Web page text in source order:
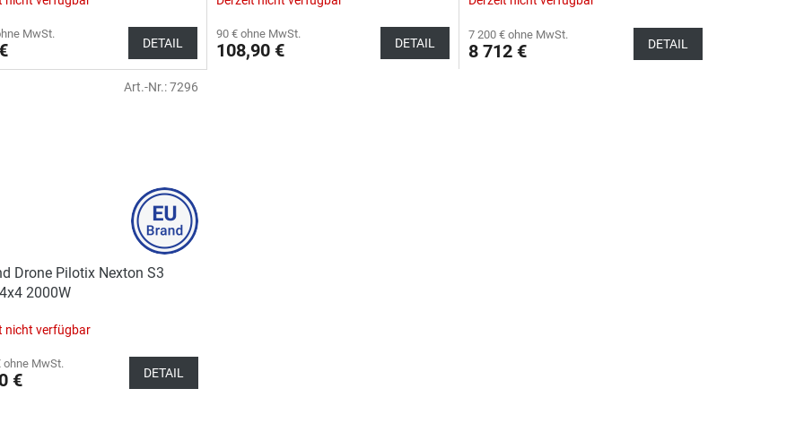
MwSt.
DETAIL
90 € ohne MwSt.
108,90 € DETAIL
7 200 € ohne MwSt.
8 712 € DETAIL
Drone Pilotix Nexton S3
2000W
nicht verfügbar
ohne MwSt.
€ DETAIL
Art.-Nr.:7296